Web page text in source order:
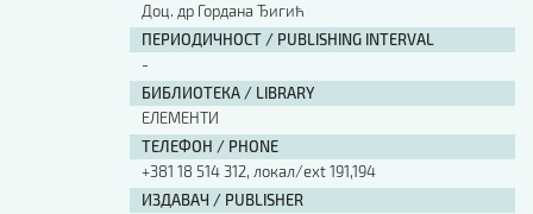
Доц. др Гордана Ђигић
ПЕРИОДИЧНОСТ / PUBLISHING INTERVAL
-
БИБЛИОТЕКА / LIBRARY
ЕЛЕМЕНТИ
ТЕЛЕФОН / PHONE
+381 18 514 312, локал/ext 191,194
ИЗДАВАЧ / PUBLISHER